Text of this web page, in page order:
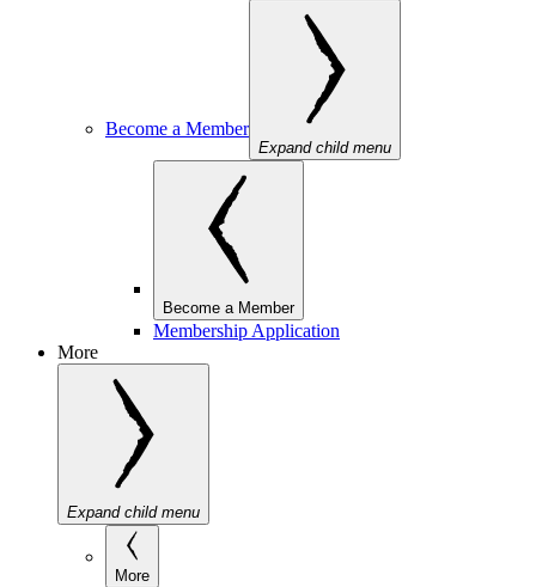
Become a Member
Expand child menu
Become a Member
Membership Application
More
Expand child menu
More